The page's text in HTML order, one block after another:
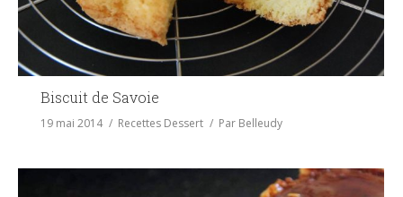
Biscuit de Savoie
19 mai 2014 Recettes Dessert Par Belleudy